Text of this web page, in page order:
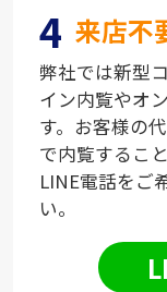
4 来店不
弊社では新型
イン内覧やオ
す。お客様の
で内覧するこ
LINE電話をご
い。